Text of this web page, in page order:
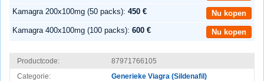
Kamagra 200x100mg (50 packs): 450 €
Nu kopen
Kamagra 400x100mg (100 packs): 600 € Nu kopen
Productcode:
87971766105
Categorie:
Generieke Viagra (Sildenafil)